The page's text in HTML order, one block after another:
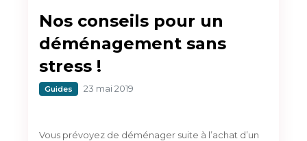
Nos conseils pour un
déménagement sans
stress !
Guides 23 mai 2019
Vous prévoyez de déménager suite à l’achat d’un